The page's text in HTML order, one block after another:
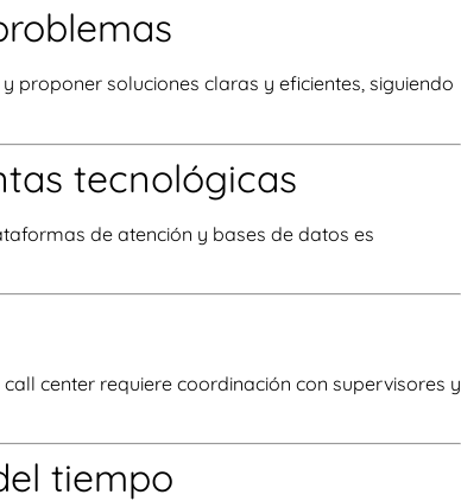
proponer soluciones claras y eficientes, siguiendo
tecnológicas
de atención y bases de datos es
center requiere coordinación con supervisores y
tiempo